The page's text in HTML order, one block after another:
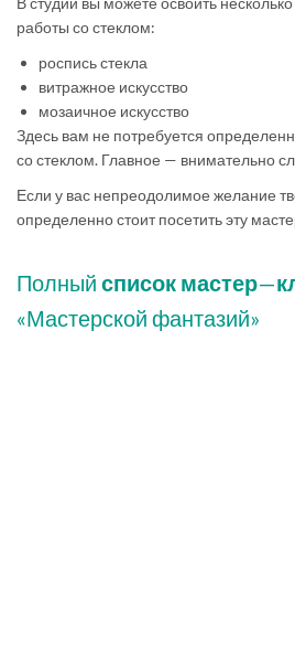
работы со стеклом:
роспись стекла
витражное искусство
мозаичное искусство
Здесь вам не потребуется
со стеклом. Главное — внимательно
Если у вас непреодолимое желание
определенно стоит посетить эту
Полный список мастер—
«Мастерской фантазий»